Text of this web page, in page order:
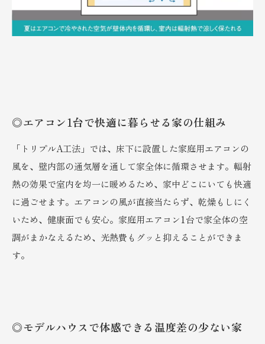
◎エアコン1台で快適に暮らせる家の仕組み
「トリプルA工法」では、床下に設置した家庭用エアコンの
風を、壁内部の通気層を通して家全体に循環させます。輻射
熱の効果で室内を均一に暖めるため、家中どこにいても快適
に過ごせます。エアコンの風が直接当たらず、乾燥もしにく
いため、健康面でも安心。家庭用エアコン1台で家全体の空
調がまかなえるため、光熱費もグッと抑えることができま
す。
◎モデルハウスで体感できる温度差の少ない家